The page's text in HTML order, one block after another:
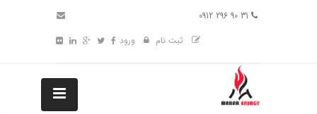
ثبت نام
ورود